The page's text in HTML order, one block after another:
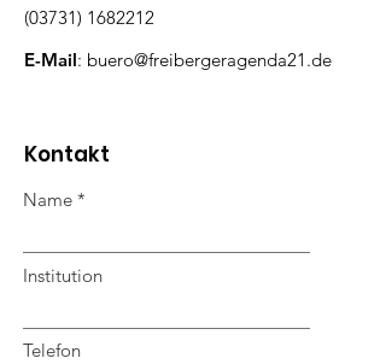
(03731) 1682212
E-Mail: buero@freibergeragenda21.de
Kontakt
Name
Institution
Telefon